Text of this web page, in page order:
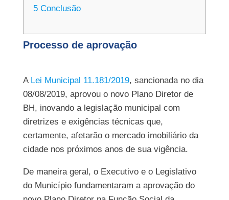
5 Conclusão
Processo de aprovação
A Lei Municipal 11.181/2019, sancionada no dia
08/08/2019, aprovou o novo Plano Diretor de
BH, inovando a legislação municipal com
diretrizes e exigências técnicas que,
certamente, afetarão o mercado imobiliário da
cidade nos próximos anos de sua vigência.
De maneira geral, o Executivo e o Legislativo
do Município fundamentaram a aprovação do